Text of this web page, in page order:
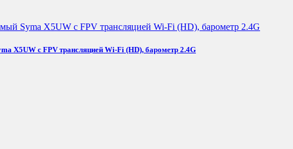
X5UW с FPV трансляцией Wi-Fi (HD), барометр 2.4G